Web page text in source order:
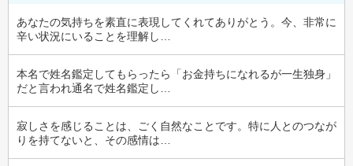
あなたの気持ちを素直に表現してくれてありがとう。今、非常に
辛い状況にいることを理解し…
本名で姓名鑑定してもらったら「お金持ちになれるが一生独身」
だと言われ通名で姓名鑑定し…
寂しさを感じることは、ごく自然なことです。特に人とのつなが
りを持てないと、その感情は…